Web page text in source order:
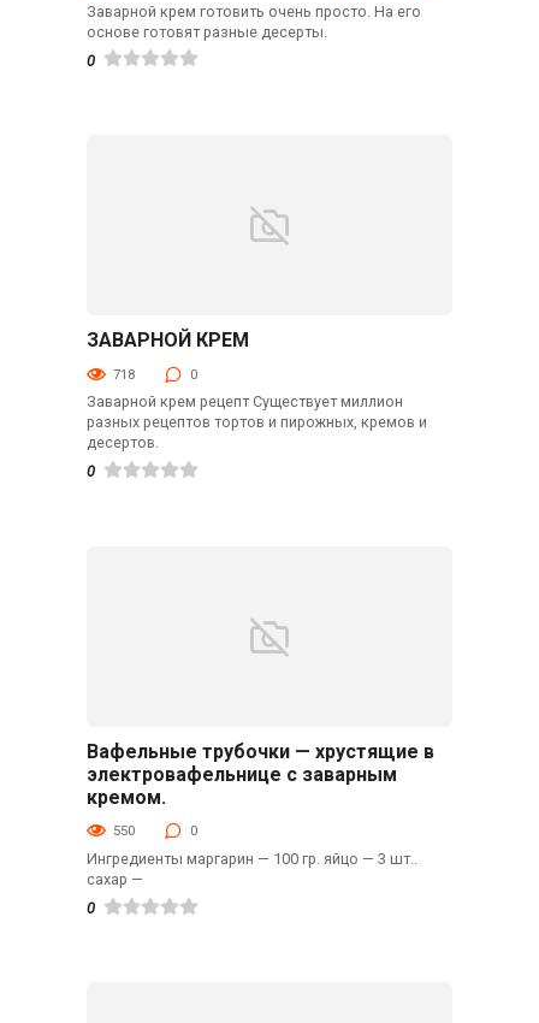
Заварной крем готовить очень просто. На его
основе готовят разные десерты.
0
ЗАВАРНОЙ КРЕМ
718 0
Заварной крем рецепт Существует миллион
разных рецептов тортов и пирожных, кремов и
десертов.
0
Десерты
Вафельные трубочки — хрустящие в
электровафельнице с заварным
кремом.
550 0
Ингредиенты маргарин — 100 гр. яйцо — 3 шт..
сахар —
0